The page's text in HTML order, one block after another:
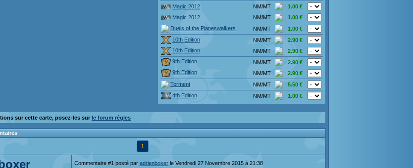
Magic 2012
NM/MT
1.00 €
Magic 2012
NM/MT
1.00 €
Duels of the Planeswalkers
NM/MT
1.00 €
10th Edition
NM/MT
2.90 €
10th Edition
NM/MT
2.90 €
9th Edition
NM/MT
2.90 €
9th Edition
NM/MT
2.90 €
Torment
NM/MT
5.50 €
4th Edition
NM/MT 1.00 €
sur cette carte, posez-les sur le forum règles
1
Commentaire #1 posté par adrienboxer le Vendredi 27 Novembre 2015 à 21:38